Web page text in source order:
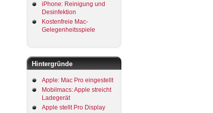
iPhone: Reinigung und
Desinfektion
Kostenfreie Mac-
Gelegenheitsspiele
Hintergründe
Apple: Mac Pro eingestellt
Mobilmacs: Apple streicht
Ladegerät
Apple stellt Pro Display